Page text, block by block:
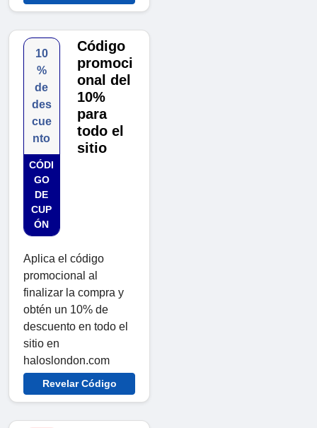
10
%
de
des
cue
nto
CÓDI
GO
DE
CUP
ÓN
Código
promoci
onal del
10%
para
todo el
sitio
Aplica el código
promocional al
finalizar la compra y
obtén un 10% de
descuento en todo el
sitio en
haloslondon.com
Revelar Código